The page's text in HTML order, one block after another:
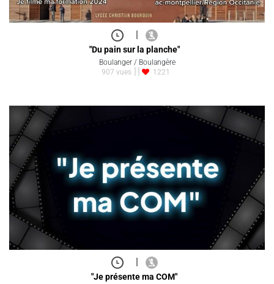
"Du pain sur la planche"
Boulanger / Boulangère
907 vues
1221
|
"Je présente ma COM"